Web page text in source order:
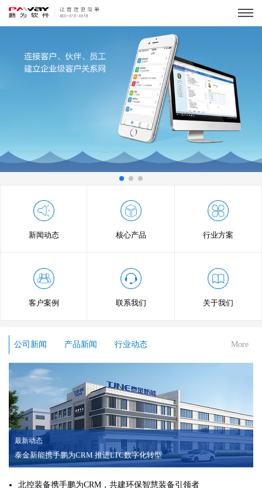
新闻动态 核心产品 行业方案
客户案例 联系我们 关于我们
公司新闻 产品新闻 行业动态 More
最新动态
泰金新能携手鹏为CRM 推进LTC数字化转型
北控装备携手鹏为CRM，共建环保智慧装备引领者